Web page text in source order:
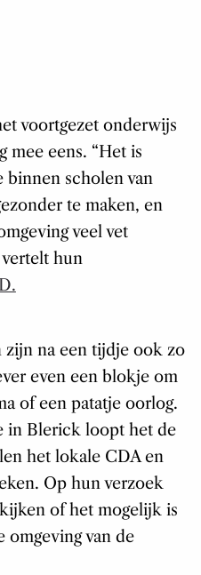
voortgezet onderwijs
mee eens. “Het is
binnen scholen van
te maken, en
veel vet
vertelt hun
na een tijdje ook zo
even een blokje om
of een patatje oorlog.
in Blerick loopt het de
het lokale CDA en
Op hun verzoek
of het mogelijk is
omgeving van de